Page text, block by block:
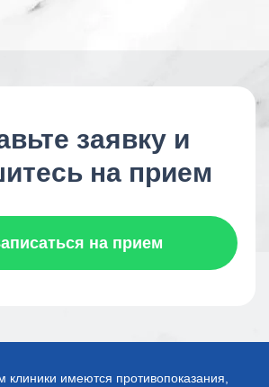
заявку и
на прием
на прием
клиники имеются противопоказания,